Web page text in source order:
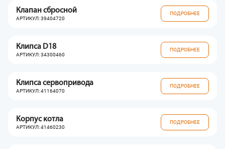
Клапан сбросной
АРТИКУЛ: 39404720
ПОДРОБНЕЕ
Клипса D18
АРТИКУЛ: 34300460
ПОДРОБНЕЕ
Клипса сервопривода
АРТИКУЛ: 41164070
ПОДРОБНЕЕ
Корпус котла
АРТИКУЛ: 41460230
ПОДРОБНЕЕ